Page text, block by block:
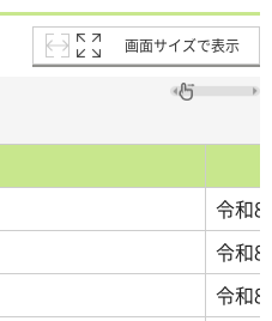
画面サイズで表示
令和8
令和8
令和8